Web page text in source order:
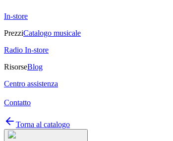
In-store
PrezziCatalogo musicale
Radio In-store
RisorseBlog
Centro assistenza
Contatto
Torna al catalogo